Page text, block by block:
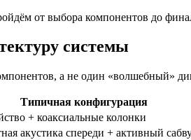
от выбора компонентов до
системы
а не один «волшебный»
Типичная конфигурация
+ коаксиальные колонки
акустика спереди + активный